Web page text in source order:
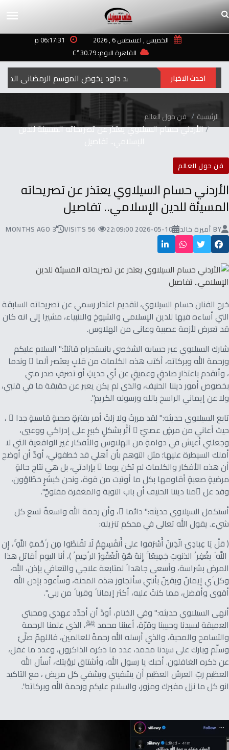
الخميس , اغسطس 6 , 2026
06:17:31 م
القاهرة اليوم: 30.79°C
احمد داود يخوض الموسم الرمضاني المقبل احدث الاخبار
الرئيسية فن حول العالم
الأردني حسام السيلاوي يعتذر عن تصريحاته المسيئة للدين
الإسلامي.. تفاصيل
فن حول العالم
الأردني حسام السيلاوي يعتذر عن تصريحاته
المسيئة للدين الإسلامي.. تفاصيل
BY أميرة خالد 2026-05-10 22:09:00
56 VISITS
3 MONTHS AGO
خرج الفنان حسام السيلاوي، لتقديم اعتذار رسمي عن تصريحاته السابقة
التي أساءه فيها للدين الإسلامي والشيوخ والانبياء، مشيرا إلى انه كان
قد تعرض لأزمة عصبية وعانى من الهلاوس.
شارك السيلاوي عبر حسابه الشخصي بانستجرام قائلاً:" السلام عليكم
ورحمة الله وبركاته، أكتب هذه الكلمات من قلبٍ يعتصر ألما ً وندما
ً، وأتقدم باعتذارٍ صادقٍ وعميقٍ عن أي حديثٍ أو تصرفٍ صدر مني
بخصوص أمور ديننا الحنيف، والذي لم يكن يعبر عن حقيقة ما في قلبي،
ولا عن إيماني الراسخ بالله ورسوله الكريم".
تابع السيلاوي حديثه:" لقد مررتُ ولا زلتُ أمر بفترةٍ صحيةٍ قاسيةٍ جدا ً ،
حيث أعاني من مرضٍ عصبيّ ٍ أثّر بشكلٍ كبيرٍ على إدراكي ووعيي،
وجعلني أعيش في دوامةٍ من الهلاوس والأفكار غير الواقعية التي لا
أملك السيطرة عليها؛ مثل التوهم بأن أهلي قد خطفوني، أودّ أن أوضح
أن هذه الأفكار والكلمات لم تكن يوما ً بإرادتي، بل هي نتاج حالةٍ
مرضيةٍ صعبةٍ أقاومها بكل ما أوتيت من قوة، ونحن كبشرٍ خطّاؤون،
وقد عل ّمنا ديننا الحنيف أن باب التوبة والمغفرة مفتوحٌ".
أستكمل السيلاوي حديثه:" دائما ً، وأن رحمة الله واسعةٌ تسع كل
شيء. يقول الله تعالى في محكم تنزيله:
﴿ قلْ يَا عِبادِيَ الّذِينَ أَسْرَفوا علىٰ أَنفُسِهِمْ لَا تقْنطُوا مِن ر َّحْمةِ اللَّهِ ۚ، إِن
َّ اللَّه َ يغْفِر ُ الذنوبَ جَمِيعًا ۚ إِنهُ هُوَ الْغَفُورُ الر َّحِيم ُ ﴾، أنا اليوم أقاتل هذا
المرض بشراسة، وأسعى جاهدا ً لمتابعة علاجي والتعافي بإذن، الله،
وكل ّي إيمانٌ ويقينٌ بأنني سأتجاوز هذه المحنة، وسأعود بإذن الله
أقوى وأفضل، مما كنتُ عليه، أكثر إيمانا ً وقربا ً من ربي".
أنهى السيلاوي حديثه:" وفي الختام، أودّ أن أجدّد عهدي ومحبتي
العميقة لسيدنا وحبيبنا وقرّة، أعيننا محمد ﷺ، الذي علمنا الرحمة
والتسامح والمحبة، والذي أرسله الله رحمةً للعالمين، فاللهمّ صلّئِ
وسلّم وبارك على سيدنا محمد، عدد ما ذكره الذاكرون، وعدد ما غفل،
عن ذكره الغافلون. أحبك يا رسول الله، وأشتاق لرؤيتك، أسأل الله
العظيم ربّ العرش العظيم أن يشفيني ويشفي كل مريض ، مع التاكيد
انو كل ما نزل مفبرك ومزور، والسلام عليكم ورحمة الله وبركاته".